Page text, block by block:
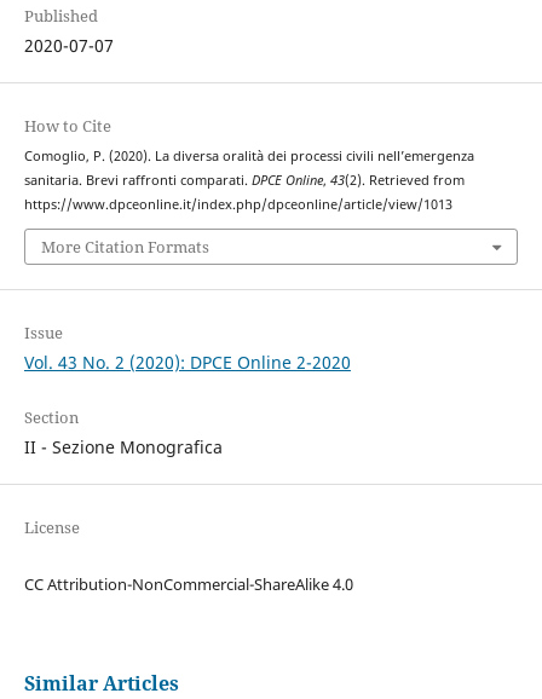
Published
2020-07-07
How to Cite
Comoglio, P. (2020). La diversa oralità dei processi civili nell’emergenza
sanitaria. Brevi raffronti comparati. DPCE Online, 43(2). Retrieved from
https://www.dpceonline.it/index.php/dpceonline/article/view/1013
More Citation Formats
Issue
Vol. 43 No. 2 (2020): DPCE Online 2-2020
Section
II - Sezione Monografica
License
CC Attribution-NonCommercial-ShareAlike 4.0
Similar Articles